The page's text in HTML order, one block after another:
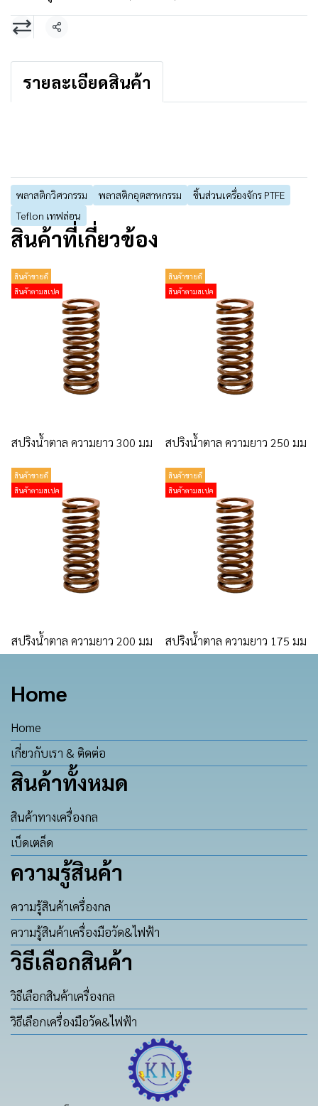
แชร์
รายละเอียดสินค้า
พลาสติกวิศวกรรม พลาสติกอุตสาหกรรม
ชิ้นส่วนเครื่องจักร PTFE
Teflon เทฟล่อน
สินค้าที่เกี่ยวข้อง
สินค้าขายดี
สินค้าตามสเปค
สปริงน้ำตาล ความยาว 300 มม
สินค้าขายดี
สินค้าตามสเปค
สปริงน้ำตาล ความยาว 250 มม
สินค้าขายดี
สินค้าตามสเปค
สปริงน้ำตาล ความยาว 200 มม
สินค้าขายดี
สินค้าตามสเปค
สปริงน้ำตาล ความยาว 175 มม
Home
Home
เกี่ยวกับเรา & ติดต่อ
สินค้าทั้งหมด
สินค้าทางเครื่องกล
เบ็ดเตล็ด
ความรู้สินค้า
ความรู้สินค้าเครื่องกล
ความรู้สินค้าเครื่องมือวัด&ไฟฟ้า
วิธีเลือกสินค้า
วิธีเลือกสินค้าเครื่องกล
วิธีเลือกเครื่องมือวัด&ไฟฟ้า